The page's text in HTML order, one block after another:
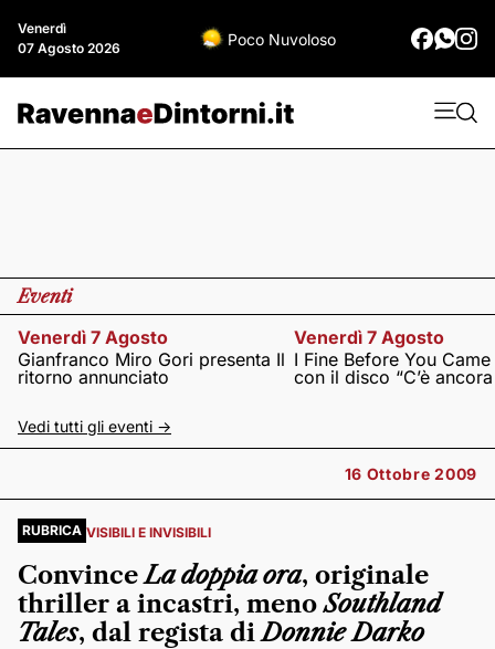
Venerdì
07 Agosto 2026
Poco Nuvoloso
Eventi
Venerdì 7 Agosto
Gianfranco Miro Gori presenta Il
ritorno annunciato
Venerdì 7 Agosto
I Fine Before You
con il disco “C’è
Vedi tutti gli eventi ->
16 Ottobre 2009
RUBRICA VISIBILI E INVISIBILI
ConvinceLa doppia ora, originale
thriller a incastri, menoSouthland
Tales, dal regista diDonnie Darko